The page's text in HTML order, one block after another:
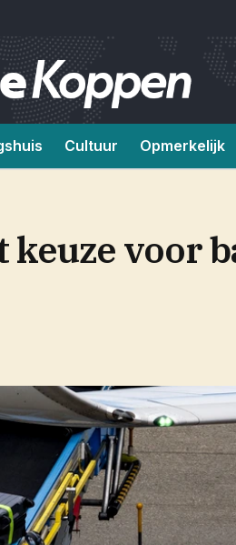
Cultuur Opmerkelijk
voor